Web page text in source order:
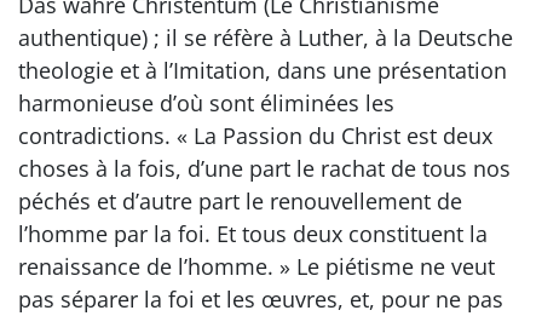
authentique) ; il se réfère à Luther, à la Deutsche
theologie et à l’Imitation, dans une présentation
harmonieuse d’où sont éliminées les
contradictions. « La Passion du Christ est deux
choses à la fois, d’une part le rachat de tous nos
péchés et d’autre part le renouvellement de
l’homme par la foi. Et tous deux constituent la
renaissance de l’homme. » Le piétisme ne veut
pas séparer la foi et les œuvres, et, pour ne pas